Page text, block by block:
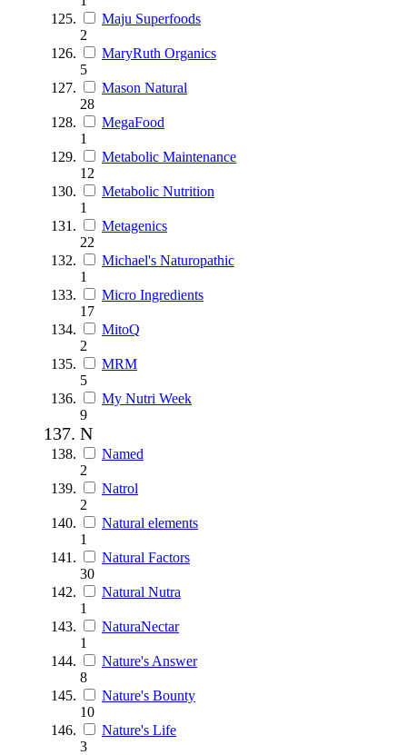
Maju Superfoods
2
MaryRuth Organics
5
Mason Natural
28
MegaFood
1
Metabolic Maintenance
12
Metabolic Nutrition
1
Metagenics
22
Michael's Naturopathic
1
Micro Ingredients
17
MitoQ
2
MRM
5
My Nutri Week
9
N
Named
2
Natrol
2
Natural elements
1
Natural Factors
30
Natural Nutra
1
NaturaNectar
1
Nature's Answer
8
Nature's Bounty
10
Nature's Life
3